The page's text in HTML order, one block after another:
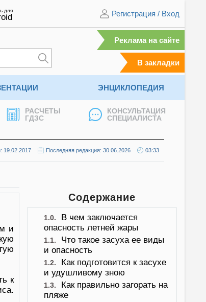
для Регистрация / Вход
Реклама на сайте
В закладки
ЭНЦИКЛОПЕДИЯ
РАСЧЕТЫ
ГДЗС
КОНСУЛЬТАЦИЯ
СПЕЦИАЛИСТА
19.02.2017 Последняя редакция: 30.06.2026 03:33
и
к
Содержание
1.0.
В чем заключается
опасность летней жары
1.1.
Что такое засуха ее виды
и опасность
1.2.
Как подготовится к засухе
и удушливому зною
1.3.
Как правильно загорать на
пляже